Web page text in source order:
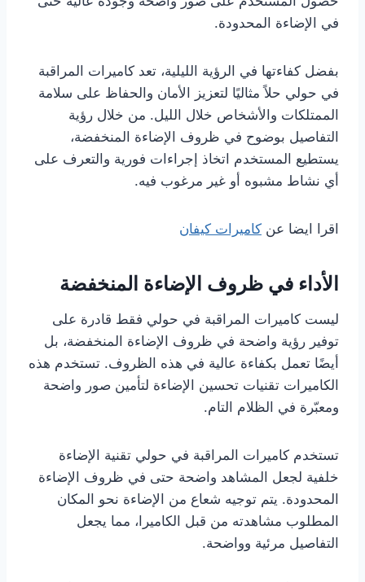
في الإضاءة المحدودة.
بفضل كفاءتها في الرؤية الليلية، تعد كاميرات المراقبة
في حولي حلاً مثاليًا لتعزيز الأمان والحفاظ على سلامة
الممتلكات والأشخاص خلال الليل. من خلال رؤية
التفاصيل بوضوح في ظروف الإضاءة المنخفضة،
يستطيع المستخدم اتخاذ إجراءات فورية والتعرف على
أي نشاط مشبوه أو غير مرغوب فيه.
اقرا ايضا عن كاميرات كيفان
الأداء في ظروف الإضاءة المنخفضة
ليست كاميرات المراقبة في حولي فقط قادرة على
توفير رؤية واضحة في ظروف الإضاءة المنخفضة، بل
أيضًا تعمل بكفاءة عالية في هذه الظروف. تستخدم هذه
الكاميرات تقنيات تحسين الإضاءة لتأمين صور واضحة
ومعبّرة في الظلام التام.
تستخدم كاميرات المراقبة في حولي تقنية الإضاءة
خلفية لجعل المشاهد واضحة حتى في ظروف الإضاءة
المحدودة. يتم توجيه شعاع من الإضاءة نحو المكان
المطلوب مشاهدته من قبل الكاميرا، مما يجعل
التفاصيل مرئية وواضحة.